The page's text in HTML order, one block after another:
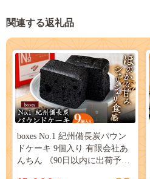
関連する返礼品
boxes No.1 紀州備長炭パウン
ドケーキ 9個入り 有限会社あ
んちん 《90日以内に出荷予定